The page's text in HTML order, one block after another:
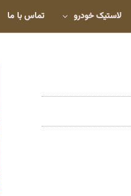
لاستیک خودرو تماس با ما